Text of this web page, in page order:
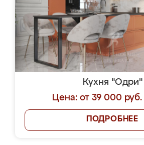
Кухня "Одри"
Цена: от 39 000 руб.
ПОДРОБНЕЕ